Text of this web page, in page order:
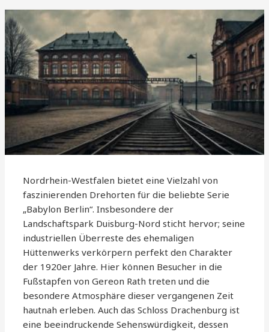
Nordrhein-Westfalen bietet eine Vielzahl von
faszinierenden Drehorten für die beliebte Serie
„Babylon Berlin“. Insbesondere der
Landschaftspark Duisburg-Nord sticht hervor; seine
industriellen Überreste des ehemaligen
Hüttenwerks verkörpern perfekt den Charakter
der 1920er Jahre. Hier können Besucher in die
Fußstapfen von Gereon Rath treten und die
besondere Atmosphäre dieser vergangenen Zeit
hautnah erleben. Auch das Schloss Drachenburg ist
eine beeindruckende Sehenswürdigkeit, dessen